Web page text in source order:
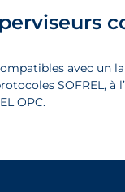
avec un
SOFREL, à
OPC.